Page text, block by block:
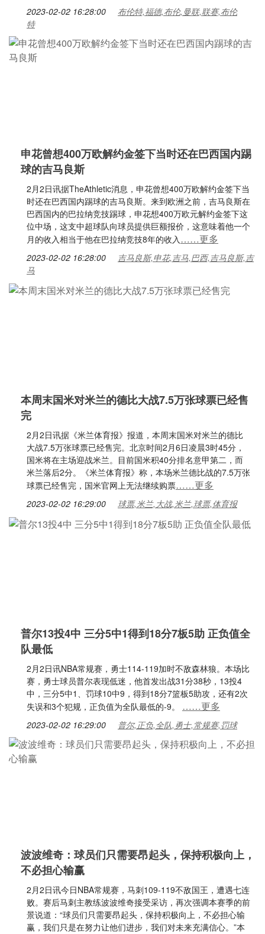
2023-02-02 16:28:00
布伦特,福德,布伦,曼联,联赛,布伦
特
申花曾想400万欧解约金签下当时还在巴西国内踢
球的吉马良斯
2月2日讯据TheAthletic消息，申花曾想400万欧解约金签下当
时还在巴西国内踢球的吉马良斯。来到欧洲之前，吉马良斯在
巴西国内的巴拉纳竞技踢球，申花想400万欧元解约金签下这
位中场，这支中超球队向球员提供巨额报价，这意味着他一个
月的收入相当于他在巴拉纳竞技8年的收入……更多
2023-02-02 16:28:00
吉马良斯,申花,吉马,巴西,吉马良斯,吉
马
本周末国米对米兰的德比大战7.5万张球票已经售
完
2月2日讯据《米兰体育报》报道，本周末国米对米兰的德比
大战7.5万张球票已经售完。北京时间2月6日凌晨3时45分，
国米将在主场迎战米兰。目前国米积40分排名意甲第二，而
米兰落后2分。《米兰体育报》称，本场米兰德比战的7.5万张
球票已经售完，国米官网上无法继续购票……更多
2023-02-02 16:29:00 球票,米兰,大战,米兰,球票,体育报
普尔13投4中 三分5中1得到18分7板5助 正负值全
队最低
2月2日讯NBA常规赛，勇士114-119加时不敌森林狼。本场比
赛，勇士球员普尔表现低迷，他首发出战31分38秒，13投4
中，三分5中1、罚球10中9，得到18分7篮板5助攻，还有2次
失误和3个犯规，正负值为全队最低的-9。 ……更多
2023-02-02 16:29:00 普尔,正负,全队,勇士,常规赛,罚球
波波维奇：球员们只需要昂起头，保持积极向上，
不必担心输赢
2月2日讯今日NBA常规赛，马刺109-119不敌国王，遭遇七连
败。赛后马刺主教练波波维奇接受采访，再次强调本赛季的前
景说道：“球员们只需要昂起头，保持积极向上，不必担心输
赢，我们只是在努力让他们进步，我们对未来充满信心。”本